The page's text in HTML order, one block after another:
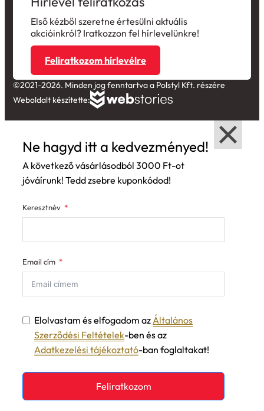
Első kézből szeretne értesülni aktuális
akcióinkról? Iratkozzon fel hírlevelünkre!
Feliratkozom hírlevélre
©2021-2026. Minden jog fenntartva a Polstyl Kft. részére
Weboldalt készítette:
A következő vásárlásodból 3000 Ft-ot
jóváírunk! Tedd zsebre kuponkódod!
Szerződési Feltételek-ben és az
Adatkezelési tájékoztató-ban foglaltakat!
Feliratkozom
A kuponkód 25.000 Ft értékű vásárlás felett érvényes!